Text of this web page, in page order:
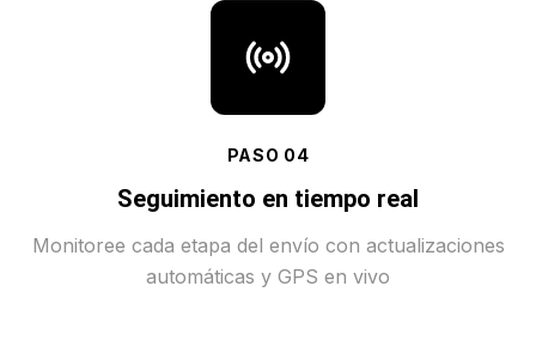
PASO 04
Seguimiento en tiempo real
Monitoree cada etapa del envío con actualizaciones
automáticas y GPS en vivo